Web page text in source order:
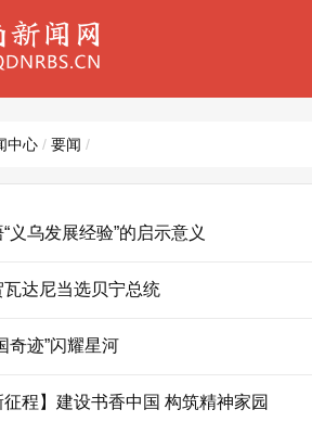
中心 / 要闻 /
义乌发展经验”的启示意义
达尼当选贝宁总统
奇迹”闪耀星河
征程】建设书香中国 构筑精神家园